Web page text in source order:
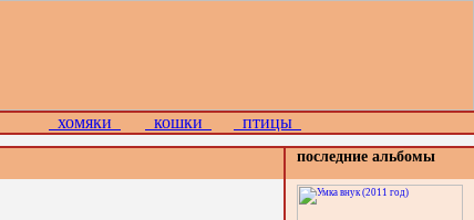
хомяки кошки птицы
последние альбомы